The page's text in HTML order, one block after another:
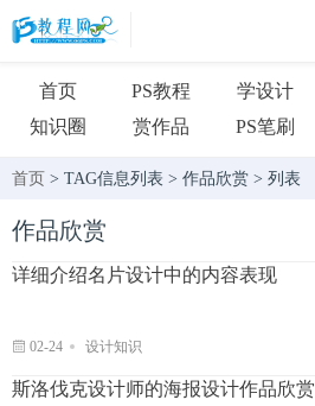
首页 PS教程 学设计
知识圈
赏作品 PS笔刷
首页 > TAG信息列表 > 作品欣赏 > 列表
作品欣赏
详细介绍名片设计中的内容表现
02-24 设计知识
斯洛伐克设计师的海报设计作品欣赏